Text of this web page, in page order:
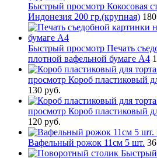
Быстрый просмотр Кокосовая
Индонезия 200 гр.(крупная)
Быстрый просмотр Печать
плотной вафельной бумаге А4
просмотр Короб пластиковый
130 руб.
просмотр Короб пластиковый
120 руб.
Вафельный рожок 11см 5 шт.